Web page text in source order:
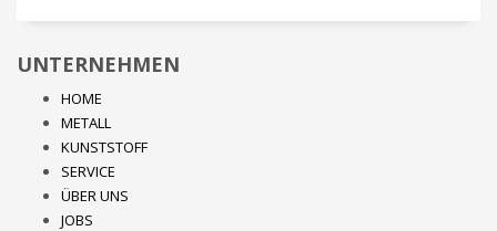
UNTERNEHMEN
HOME
METALL
KUNSTSTOFF
SERVICE
ÜBER UNS
JOBS